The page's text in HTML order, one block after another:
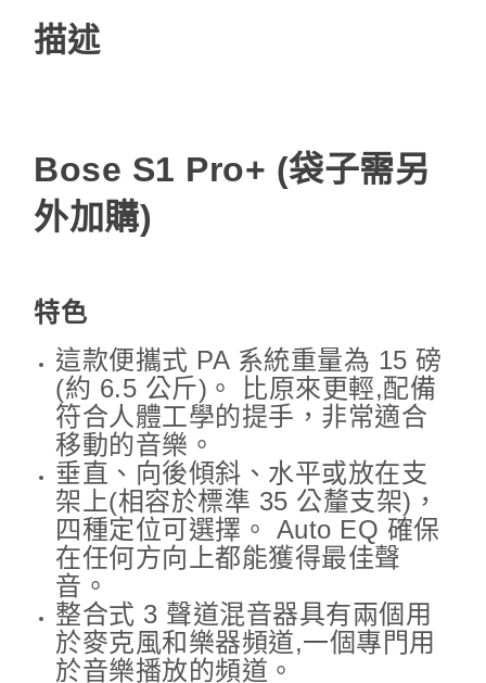
描述
Bose S1 Pro+ (袋子需另
外加購)
特色
這款便攜式 PA 系統重量為 15 磅
(約 6.5 公斤)。 比原來更輕,配備
符合人體工學的提手，非常適合
移動的音樂。 ​
垂直、向後傾斜、水平或放在支
架上(相容於標準 35 公釐支架)，
四種定位可選擇。 Auto EQ 確保
在任何方向上都能獲得最佳聲
音。
整合式 3 聲道混音器具有兩個用
於麥克風和樂器頻道,一個專門用
於音樂播放的頻道。